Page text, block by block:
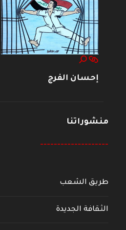
إحسان الفرج
منشوراتنا
--------------------
طريق الشعب
الثقافة الجديدة